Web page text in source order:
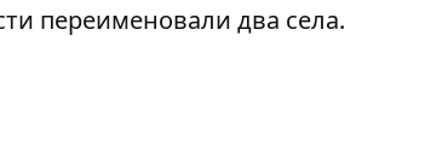
переименовали два села.